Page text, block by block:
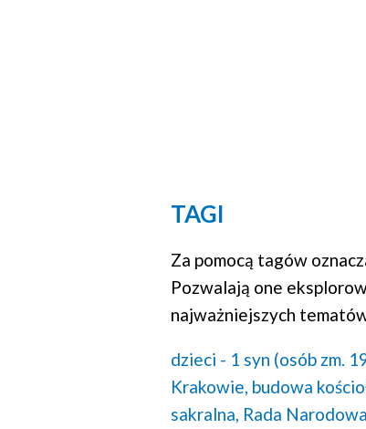
TAGI
Za pomocą tagów
Pozwalają one
najważniejszych
dzieci - 1 syn (osób zm.
Krakowie, budowa
sakralna, Rada